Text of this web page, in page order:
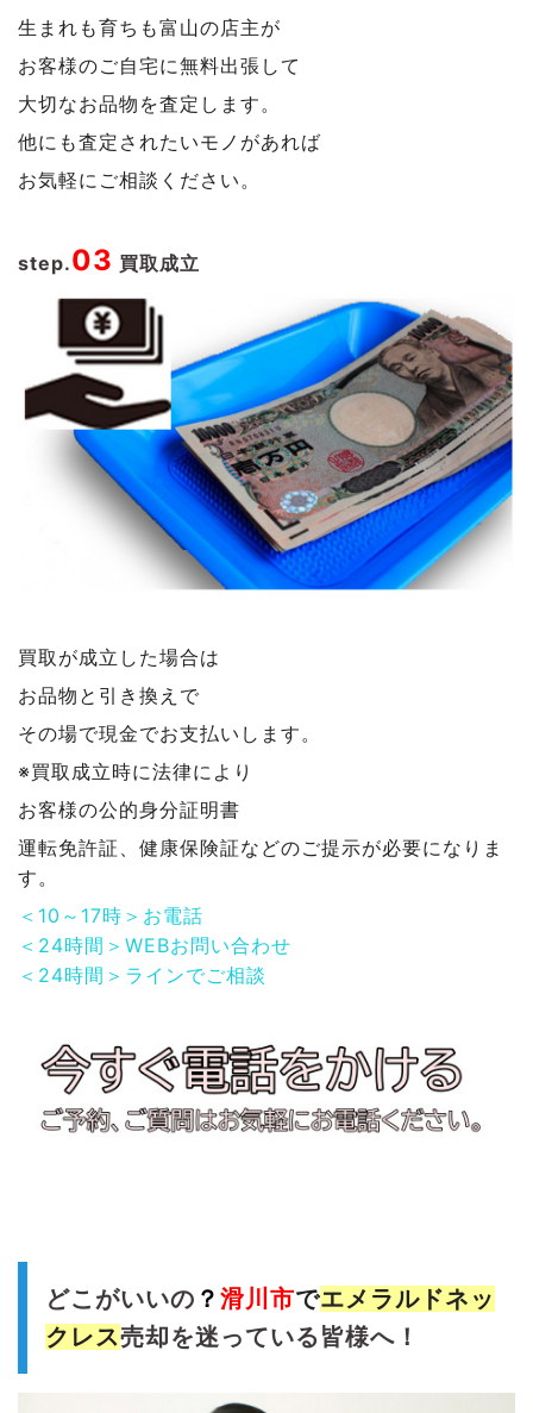
生まれも育ちも富山の店主が
お客様のご自宅に無料出張して
大切なお品物を査定します。
他にも査定されたいモノがあれば
お気軽にご相談ください。
step.03 買取成立
買取が成立した場合は
お品物と引き換えで
その場で現金でお支払いします。
※買取成立時に法律により
お客様の公的身分証明書
運転免許証、健康保険証などのご提示が必要になりま
す。
＜10～17時＞お電話
＜24時間＞WEBお問い合わせ
＜24時間＞ラインでご相談
どこがいいの ？ 滑川 市でエメラルドネッ
クレス売却を迷っている皆様へ！